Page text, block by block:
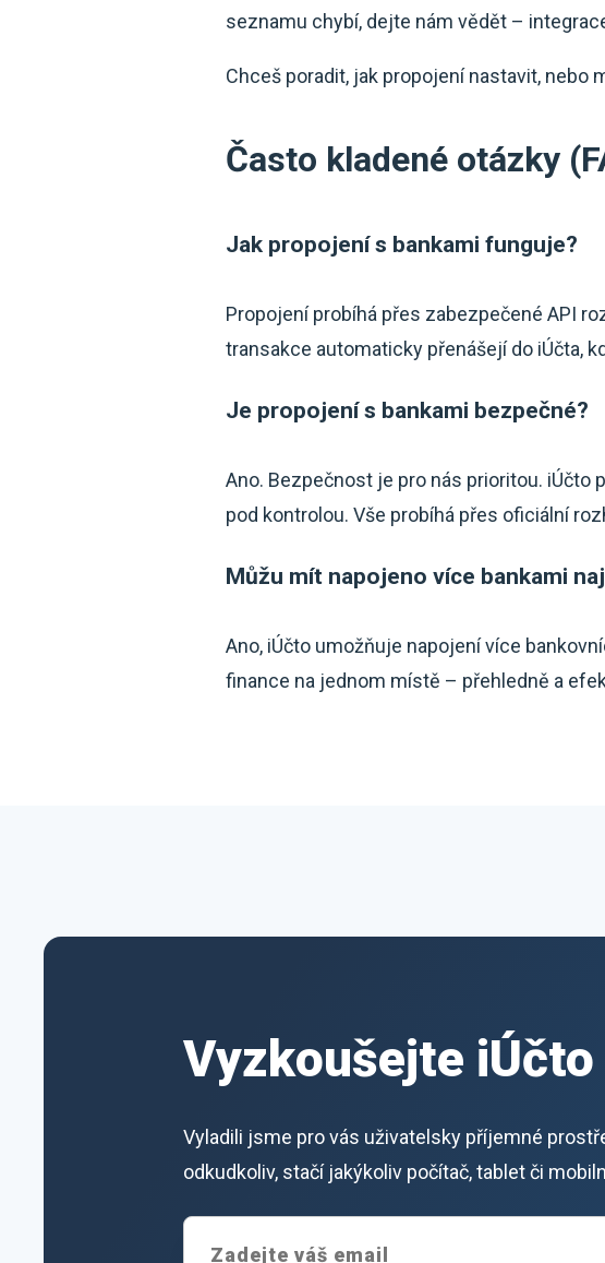
seznamu chybí, dejte nám vědět –
Chceš poradit, jak propojení nastavit, nebo
Často kladené otázky
Jak propojení s bankami funguje?
Propojení probíhá přes zabezpečené API
transakce automaticky přenášejí do iÚčta,
Je propojení s bankami bezpečné?
Ano. Bezpečnost je pro nás prioritou. iÚčto
pod kontrolou. Vše probíhá přes oficiální
Můžu mít napojeno více bankami
Ano, iÚčto umožňuje napojení více
finance na jednom místě – přehledně a
Vyzkoušejte iÚčto
Vyladili jsme pro vás uživatelsky příjemné
odkudkoliv, stačí jakýkoliv počítač, tablet či